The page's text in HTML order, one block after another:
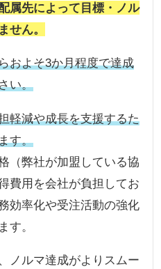
属先によって目標・ノル
せん。
およそ3か月程度で達成
い。
軽減や成長を支援するた
す。
（弊社が加盟している協
費用を会社が負担してお
効率化や受注活動の強化
す。
ノルマ達成がよりスムー